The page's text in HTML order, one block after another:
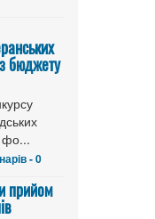
бюджету
фо...
- 0
прийом